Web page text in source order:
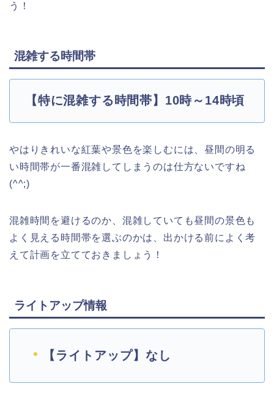
う！
混雑する時間帯
【特に混雑する時間帯】10時～14時頃
やはりきれいな紅葉や景色を楽しむには、昼間の明る
い時間帯が一番混雑してしまうのは仕方ないですね
(^^;)
混雑時間を避けるのか、混雑していても昼間の景色も
よく見える時間帯を選ぶのかは、出かける前によく考
えて計画を立てておきましょう！
ライトアップ情報
【ライトアップ】なし